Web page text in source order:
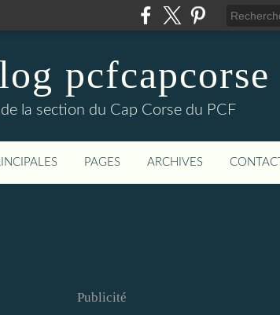
pcfcapcorse
la section du Cap Corse du PCF
PAGES ARCHIVES CONTACT
Publicité